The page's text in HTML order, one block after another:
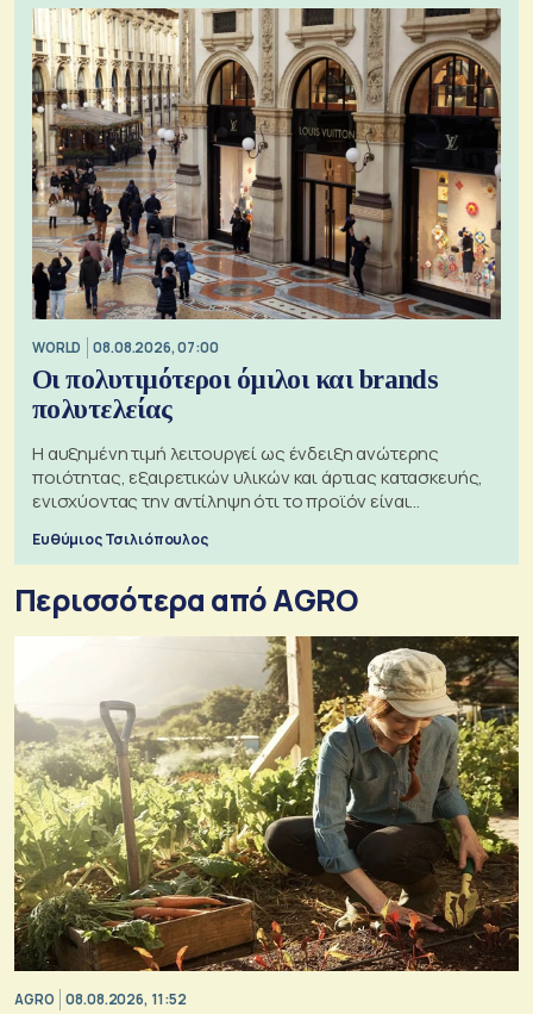
WORLD 08.08.2026, 07:00
Οι πολυτιμότεροι όμιλοι και brands
πολυτελείας
Η αυξημένη τιμή λειτουργεί ως ένδειξη ανώτερης
ποιότητας, εξαιρετικών υλικών και άρτιας κατασκευής,
ενισχύοντας την αντίληψη ότι το προϊόν είναι
Ευθύμιος Τσιλιόπουλος
Περισσότερα από AGRO
AGRO 08.08.2026, 11:52